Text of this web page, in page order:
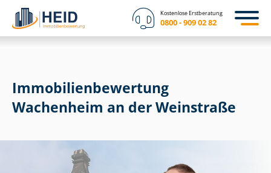
Kostenlose Erstberatung
0800 - 909 02 82
Immobilien­bewertung
Wachenheim an der Weinstraße